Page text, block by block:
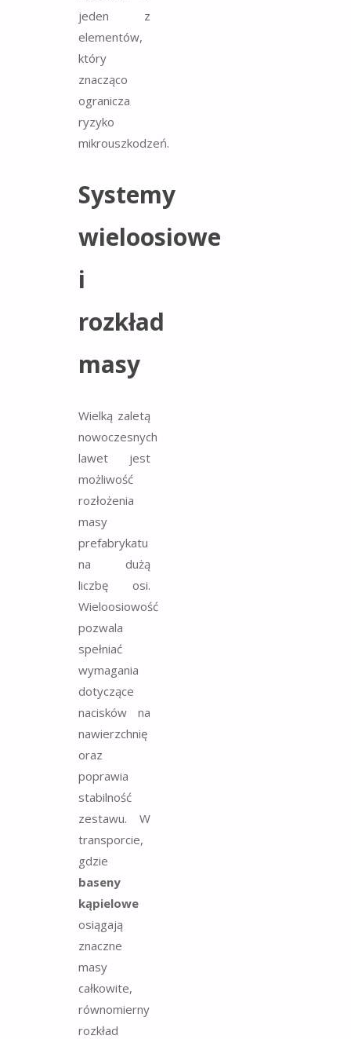
jeden z
elementów,
który
znacząco
ogranicza
ryzyko
mikrouszkodzeń.
Systemy
wieloosiowe
i
rozkład
masy
Wielką zaletą
nowoczesnych
lawet jest
możliwość
rozłożenia
masy
prefabrykatu
na dużą
liczbę osi.
Wieloosiowość
pozwala
spełniać
wymagania
dotyczące
nacisków na
nawierzchnię
oraz
poprawia
stabilność
zestawu. W
transporcie,
gdzie
baseny
kąpielowe
osiągają
znaczne
masy
całkowite,
równomierny
rozkład